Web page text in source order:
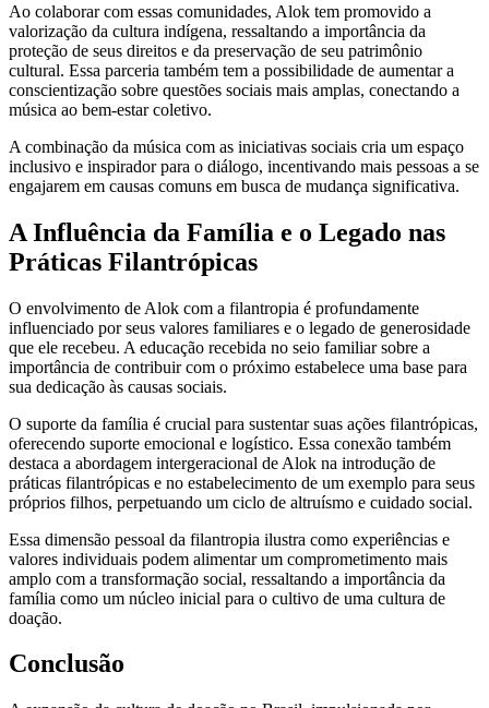
Ao colaborar com essas comunidades, Alok tem promovido a
valorização da cultura indígena, ressaltando a importância da
proteção de seus direitos e da preservação de seu patrimônio
cultural. Essa parceria também tem a possibilidade de aumentar a
conscientização sobre questões sociais mais amplas, conectando a
música ao bem-estar coletivo.
A combinação da música com as iniciativas sociais cria um espaço
inclusivo e inspirador para o diálogo, incentivando mais pessoas a se
engajarem em causas comuns em busca de mudança significativa.
A Influência da Família e o Legado nas
Práticas Filantrópicas
O envolvimento de Alok com a filantropia é profundamente
influenciado por seus valores familiares e o legado de generosidade
que ele recebeu. A educação recebida no seio familiar sobre a
importância de contribuir com o próximo estabelece uma base para
sua dedicação às causas sociais.
O suporte da família é crucial para sustentar suas ações filantrópicas,
oferecendo suporte emocional e logístico. Essa conexão também
destaca a abordagem intergeracional de Alok na introdução de
práticas filantrópicas e no estabelecimento de um exemplo para seus
próprios filhos, perpetuando um ciclo de altruísmo e cuidado social.
Essa dimensão pessoal da filantropia ilustra como experiências e
valores individuais podem alimentar um comprometimento mais
amplo com a transformação social, ressaltando a importância da
família como um núcleo inicial para o cultivo de uma cultura de
doação.
Conclusão